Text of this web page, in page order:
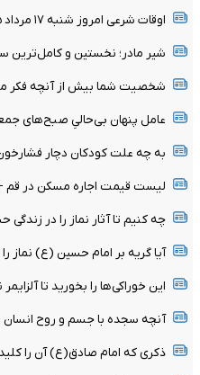
اوقات شرعی امروز شنبه ۱۷ مرداد ۱۴۰۵
شیر مادر؛ نخستین و کامل‌ترین
شخصیت شما بیش از آنچه فکر
عامل پنهان بی‌حالیِ صبح‌های
به چه علت کودکان دچار
لیست قیمت اجاره مسکن در قم
چه کنیم تا آثار نماز را در
آیا گریه بر امام حسین (ع) نماز
این خوراکی‌ها را بخورید تا آلزایمر
آنچه سجده با جسم و روح انسان
ذکری که امام صادق(ع) آن را